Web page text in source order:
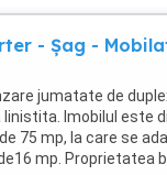
- Șag -
jumatate de
Imobilul este
75 mp, la care se
mp. Proprietatea